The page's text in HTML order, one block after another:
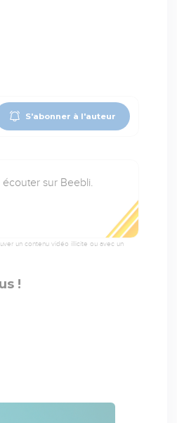
S'abonner à l'auteur
sur Beebli.
un contenu vidéo illicite ou avec un
!